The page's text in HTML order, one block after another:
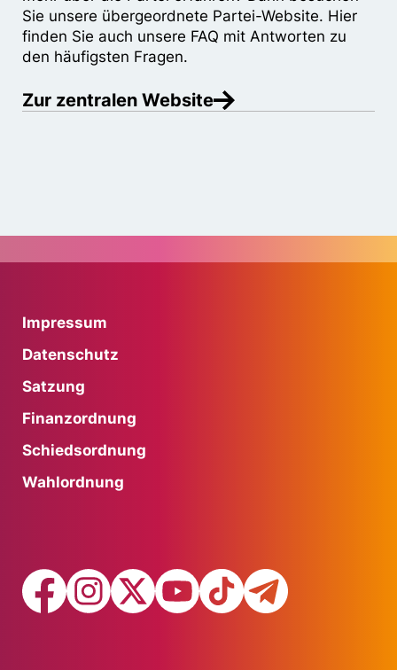
Sie unsere übergeordnete Partei-Website. Hier
finden Sie auch unsere FAQ mit Antworten zu
den häufigsten Fragen.
Zur zentralen Website
Impressum
Datenschutz
Satzung
Finanzordnung
Schiedsordnung
Wahlordnung